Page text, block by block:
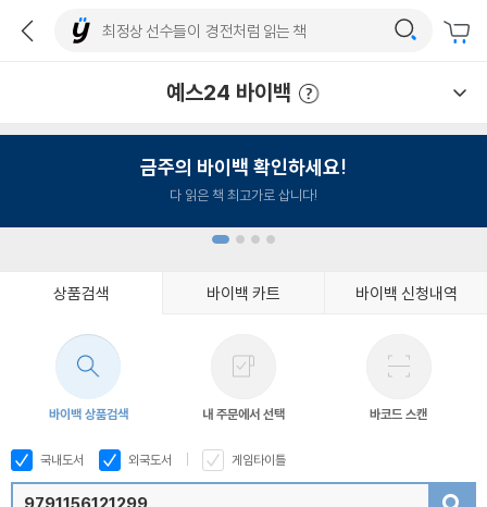
예스24 바이백
금주의 바이백 확인하세요!
다 읽은 책 최고가로 삽니다!
상품검색 바이백 카트 바이백 신청내역
바이백 상품검색 내 주문에서 선택 바코드 스캔
국내도서 외국도서 게임타이틀